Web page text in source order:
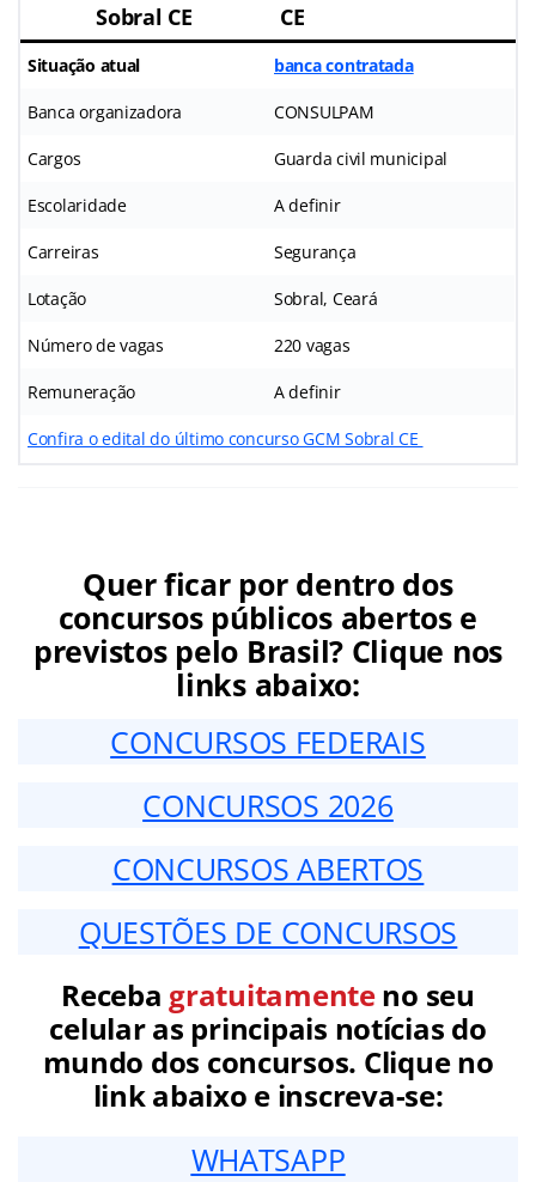
Sobral CE
CE
Situação atual banca contratada
Banca organizadora CONSULPAM
Cargos Guarda civil municipal
Escolaridade A definir
Carreiras Segurança
Lotação Sobral, Ceará
Número de vagas 220 vagas
Remuneração A definir
Confira o edital do último concurso GCM Sobral CE
Quer ficar por dentro dos
concursos públicos abertos e
previstos pelo Brasil? Clique nos
links abaixo:
CONCURSOS FEDERAIS
CONCURSOS 2026
CONCURSOS ABERTOS
QUESTÕES DE CONCURSOS
Receba gratuitamenteno seu
celular as principais notícias do
mundo dos concursos. Clique no
link abaixo e inscreva-se:
WHATSAPP